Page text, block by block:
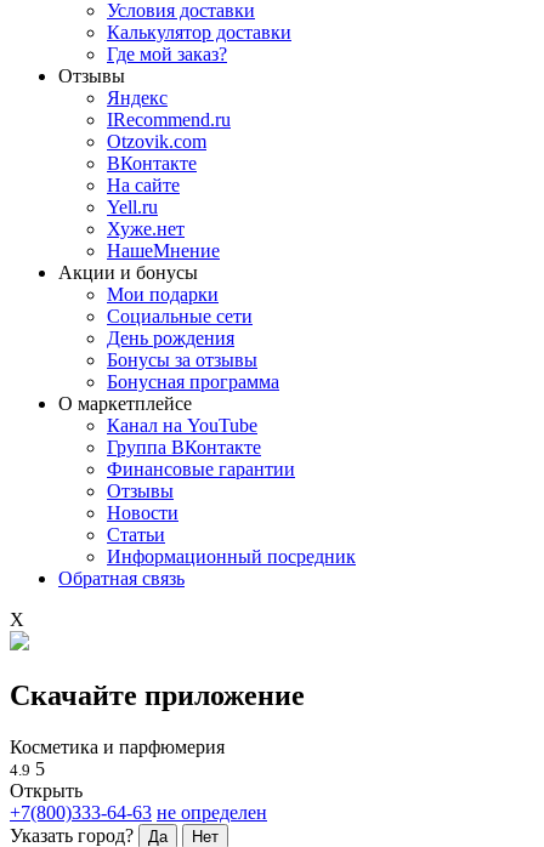
Условия доставки
Калькулятор доставки
Где мой заказ?
Отзывы
Яндекс
IRecommend.ru
Otzovik.com
ВКонтакте
На сайте
Yell.ru
Хуже.нет
НашеМнение
Акции и бонусы
Мои подарки
Социальные сети
День рождения
Бонусы за отзывы
Бонусная программа
О маркетплейсе
Канал на YouTube
Группа ВКонтакте
Финансовые гарантии
Отзывы
Новости
Статьи
Информационный посредник
Обратная связь
X
Скачайте приложение
Косметика и парфюмерия
4.9 5
Открыть
+7(800)333-64-63 не определен
Указать город?
Да Нет